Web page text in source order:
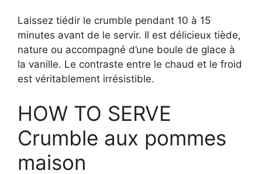
Laissez tiédir le crumble pendant 10 à 15
minutes avant de le servir. Il est délicieux tiède,
nature ou accompagné d’une boule de glace à
la vanille. Le contraste entre le chaud et le froid
est véritablement irrésistible.
HOW TO SERVE
Crumble aux pommes
maison